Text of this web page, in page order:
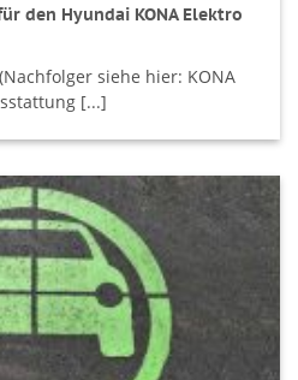
den Hyundai KONA Elektro
siehe hier: KONA
[...]